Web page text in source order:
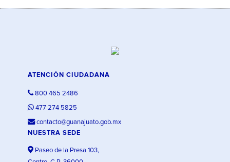
ATENCIÓN CIUDADANA
800 465 2486
477 274 5825
contacto@guanajuato.gob.mx
NUESTRA SEDE
Paseo de la Presa 103,